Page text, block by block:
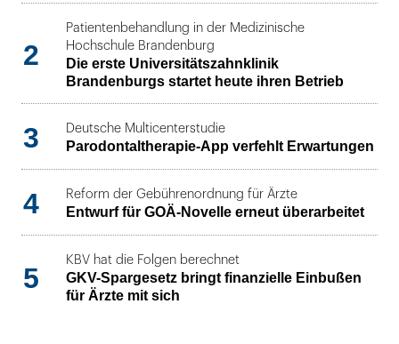
2
Patientenbehandlung in der Medizinische
Hochschule Brandenburg
Die erste Universitätszahnklinik
Brandenburgs startet heute ihren Betrieb
3 Deutsche Multicenterstudie
Parodontaltherapie-App verfehlt Erwartungen
4 Reform der Gebührenordnung für Ärzte
Entwurf für GOÄ-Novelle erneut überarbeitet
5
KBV hat die Folgen berechnet
GKV-Spargesetz bringt finanzielle Einbußen
für Ärzte mit sich